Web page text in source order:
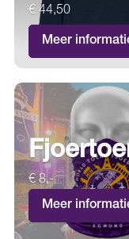
€ 44,50
Meer
€ 8,-
Meer